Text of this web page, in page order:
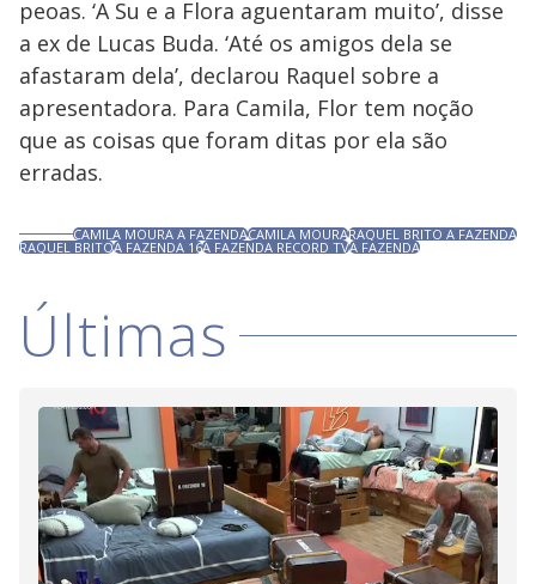
peoas. ‘A Su e a Flora aguentaram muito’, disse
a ex de Lucas Buda. ‘Até os amigos dela se
afastaram dela’, declarou Raquel sobre a
apresentadora. Para Camila, Flor tem noção
que as coisas que foram ditas por ela são
erradas.
CAMILA MOURA A FAZENDACAMILA MOURARAQUEL BRITO A FAZENDA
RAQUEL BRITOA FAZENDA 16A FAZENDA RECORD TVA FAZENDA
Últimas